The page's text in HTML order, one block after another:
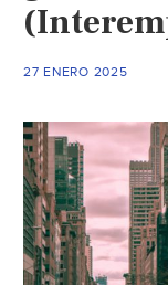
27 ENERO 2025